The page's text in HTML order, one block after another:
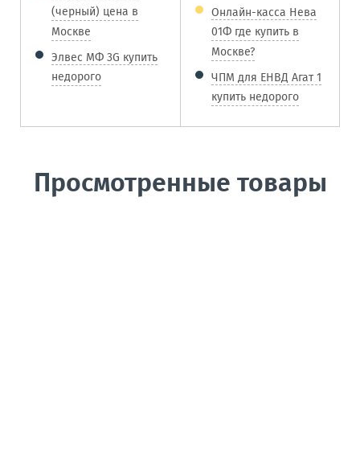
(черный) цена в
Москве
Элвес МФ 3G купить
недорого
Онлайн-касса Нева
01Ф где купить в
Москве?
ЧПМ для ЕНВД Агат 1
купить недорого
Просмотренные товары